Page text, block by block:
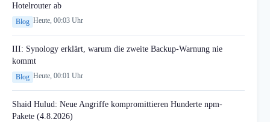
Hotelrouter ab
Blog Heute, 00:03 Uhr
III: Synology erklärt, warum die zweite Backup-Warnung nie
kommt
Blog Heute, 00:01 Uhr
Shaid Hulud: Neue Angriffe kompromittieren Hunderte npm-
Pakete (4.8.2026)